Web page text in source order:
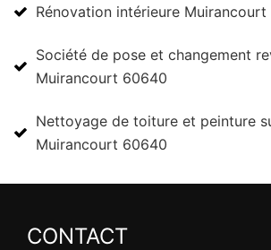
Rénovation intérieure Muirancourt
Société de pose et changement
Muirancourt 60640
Nettoyage de toiture et peinture
Muirancourt 60640
CONTACT